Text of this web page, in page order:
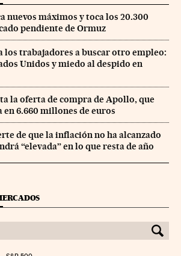
nuevos máximos y toca los 20.300
pendiente de Ormuz
los trabajadores a buscar otro empleo:
Unidos y miedo al despido en
la oferta de compra de Apollo, que
6.660 millones de euros
de que la inflación no ha alcanzado
“elevada” en lo que resta de año